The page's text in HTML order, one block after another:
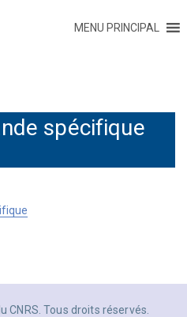
MENU PRINCIPAL
spécifique
CNRS. Tous droits réservés.